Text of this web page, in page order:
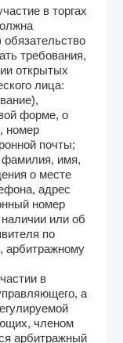
в торгах
требования,
открытых
лица:
форме, о
номер
почты;
фамилия, имя,
о месте
адрес
номер
или об
по
арбитражному
в
а
членом
арбитражный